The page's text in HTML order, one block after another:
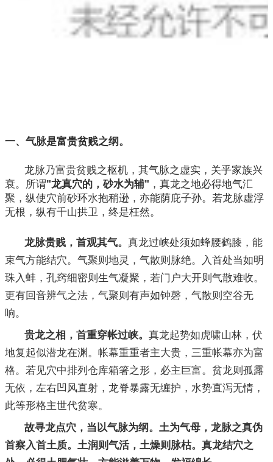
一、气脉是富贵贫贱之纲。
龙脉乃富贵贫贱之枢机，其气脉之虚实，关乎家族兴
衰。所谓"龙真穴的，砂水为辅" ，真龙之地必得地气汇
聚，纵使穴前砂环水抱稍逊，亦能荫庇子孙。若龙脉虚浮
无根，纵有千山拱卫，终是枉然。
龙脉贵贱，首观其气。 真龙过峡处须如蜂腰鹤膝，能
束气方能结穴。气聚则地灵，气散则脉绝。入首处当如明
珠入蚌，孔窍细密则生气凝聚，若门户大开则气散难收。
更有回音辨气之法，气聚则有声如钟磬，气散则空谷无
响。
贵龙之相，首重穿帐过峡。 真龙起势如虎啸山林，伏
地复起似潜龙在渊。帐幕重重者主大贵，三重帐幕亦为富
格。若见穴中排列仓库箱箸之形，必主巨富。贫龙则孤露
无依，左右凹风直射，龙脊暴露无缠护，水势直泻无情，
此等形格主世代贫寒。
故寻龙点穴，当以气脉为纲。土为气母，龙脉之真伪
首察入首土质。土润则气活，土燥则脉枯。真龙结穴之